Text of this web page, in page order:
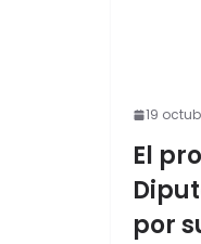
19
El
por